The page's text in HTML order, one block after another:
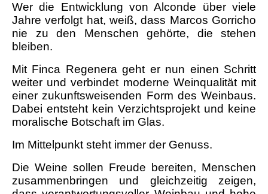
Wer die Entwicklung von Alconde über viele
Jahre verfolgt hat, weiß, dass Marcos Gorricho
nie zu den Menschen gehörte, die stehen
bleiben.
Mit Finca Regenera geht er nun einen Schritt
weiter und verbindet moderne Weinqualität mit
einer zukunftsweisenden Form des Weinbaus.
Dabei entsteht kein Verzichtsprojekt und keine
moralische Botschaft im Glas.
Im Mittelpunkt steht immer der Genuss.
Die Weine sollen Freude bereiten, Menschen
zusammenbringen und gleichzeitig zeigen,